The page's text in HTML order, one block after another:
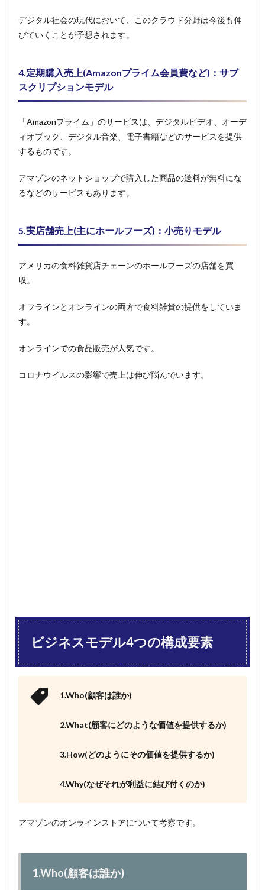
デジタル社会の現代において、このクラウド分野は今後も伸
びていくことが予想されます。
4.定期購入売上(Amazonプライム会員費など)：サブ
スクリプションモデル
「Amazonプライム」のサービスは、デジタルビデオ、オーデ
ィオブック、デジタル音楽、電子書籍などのサービスを提供
するものです。
アマゾンのネットショップで購入した商品の送料が無料にな
るなどのサービスもあります。
5.実店舗売上(主にホールフーズ)：小売りモデル
アメリカの食料雑貨店チェーンのホールフーズの店舗を買
収。
オフラインとオンラインの両方で食料雑貨の提供をしていま
す。
オンラインでの食品販売が人気です。
コロナウイルスの影響で売上は伸び悩んでいます。
ビジネスモデル4つの構成要素
1.Who(顧客は誰か)
2.What(顧客にどのような価値を提供するか)
3.How(どのようにその価値を提供するか)
4.Why(なぜそれが利益に結び付くのか)
アマゾンのオンラインストアについて考察です。
1.Who(顧客は誰か)